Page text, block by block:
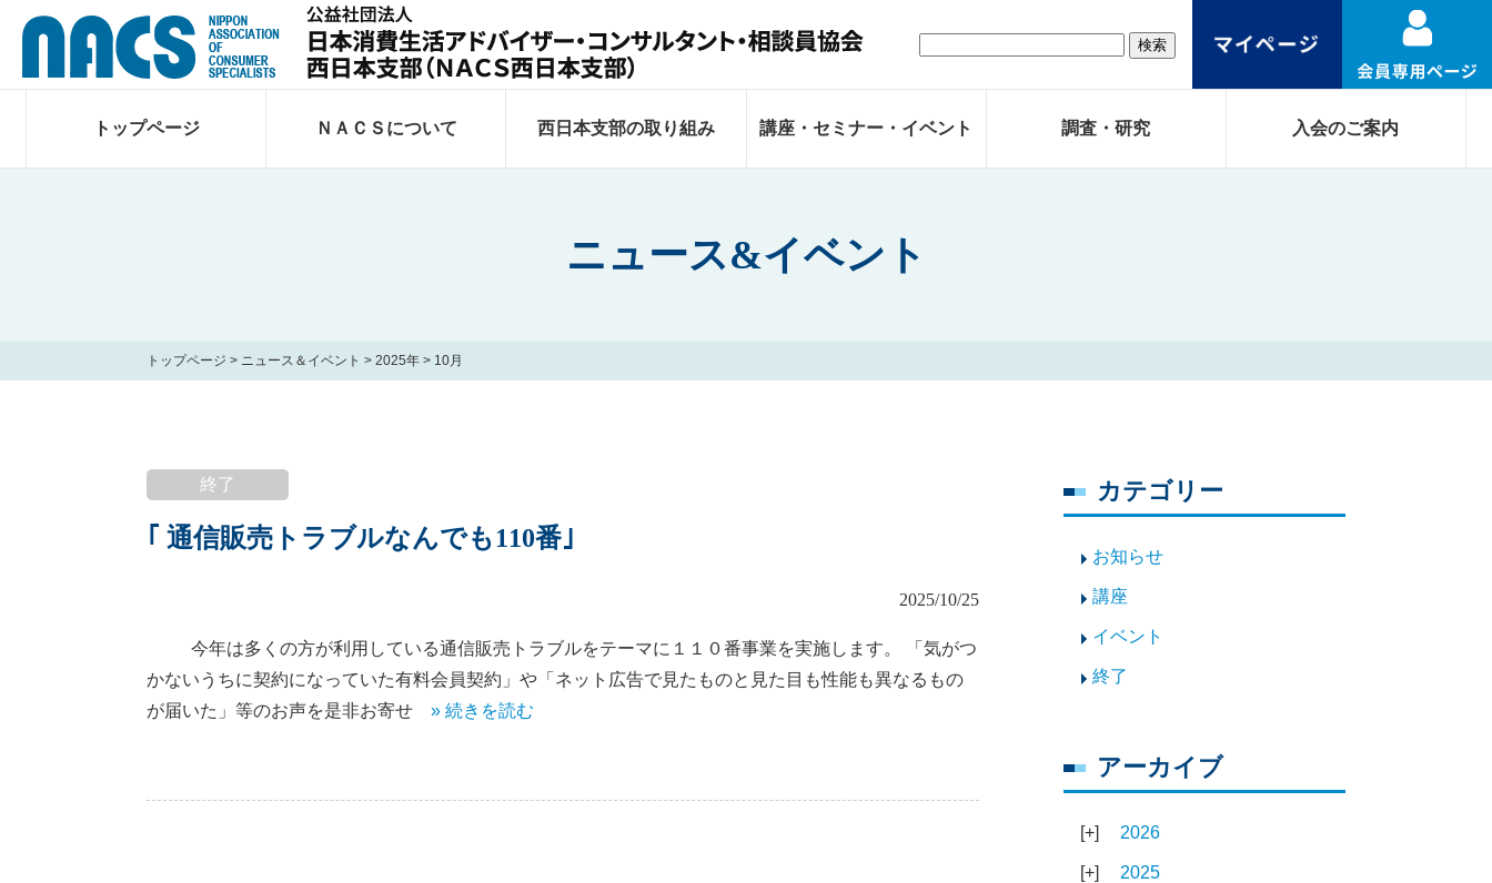
トップページ ＮＡＣＳについて 西日本支部の取り組み 講座・セミナー・イベント 調査・研究 入会のご案内
ニュース&イベント
トップページ > ニュース＆イベント > 2025年 > 10月
終了
｢ 通信販売トラブルなんでも110番｣
2025/10/25
今年は多くの方が利用している通信販売トラブルをテーマに１１０番事業を実施します。 「気がつ
かないうちに契約になっていた有料会員契約」や「ネット広告で見たものと見た目も性能も異なるもの
が届いた」等のお声を是非お寄せ
» 続きを読む
カテゴリー
お知らせ
講座
イベント
終了
アーカイブ
2026
2025